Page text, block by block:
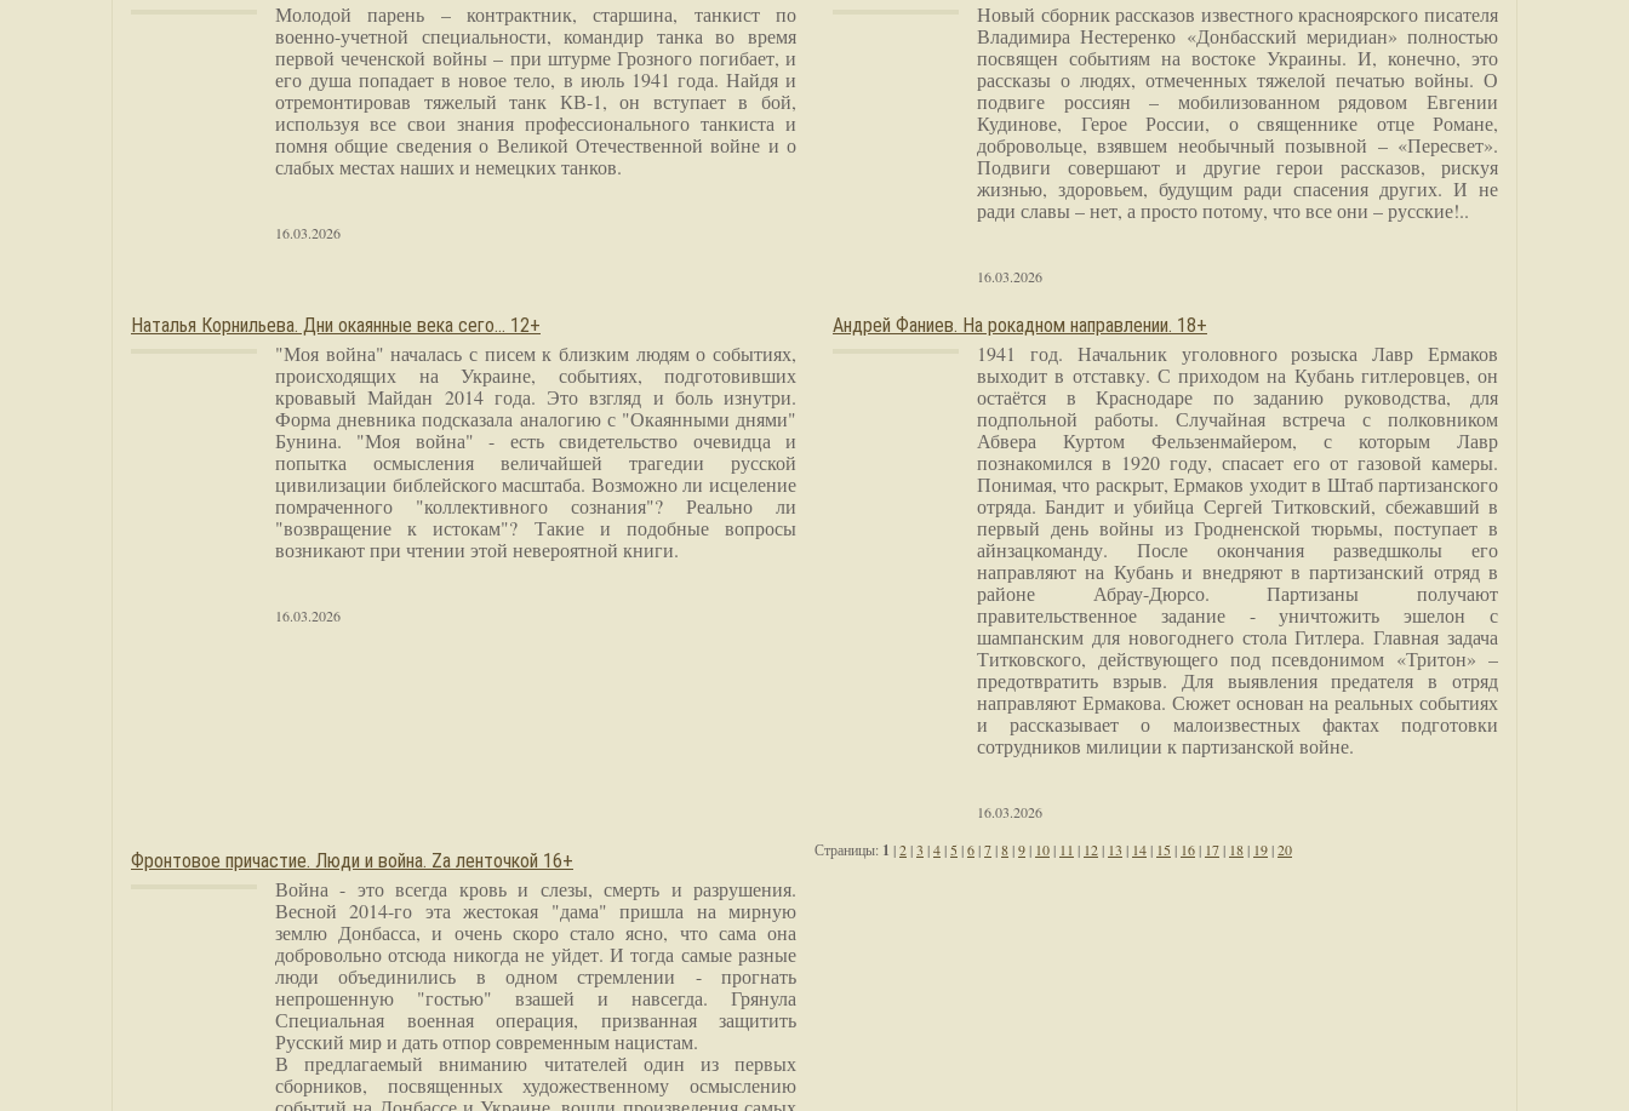
Молодой парень – контрактник, старшина, танкист по
военно-учетной специальности, командир танка во время
первой чеченской войны – при штурме Грозного погибает, и
его душа попадает в новое тело, в июль 1941 года. Найдя и
отремонтировав тяжелый танк КВ-1, он вступает в бой,
используя все свои знания профессионального танкиста и
помня общие сведения о Великой Отечественной войне и о
слабых местах наших и немецких танков.
16.03.2026
Новый сборник рассказов известного красноярского писателя
Владимира Нестеренко «Донбасский меридиан» полностью
посвящен событиям на востоке Украины. И, конечно, это
рассказы о людях, отмеченных тяжелой печатью войны. О
подвиге россиян – мобилизованном рядовом Евгении
Кудинове, Герое России, о священнике отце Романе,
добровольце, взявшем необычный позывной – «Пересвет».
Подвиги совершают и другие герои рассказов, рискуя
жизнью, здоровьем, будущим ради спасения других. И не
ради славы – нет, а просто потому, что все они – русские!..
16.03.2026
Наталья Корнильева. Дни окаянные века сего… 12+
"Моя война" началась с писем к близким людям о событиях,
происходящих на Украине, событиях, подготовивших
кровавый Майдан 2014 года. Это взгляд и боль изнутри.
Форма дневника подсказала аналогию с "Окаянными днями"
Бунина. "Моя война" - есть свидетельство очевидца и
попытка осмысления величайшей трагедии русской
цивилизации библейского масштаба. Возможно ли исцеление
помраченного "коллективного сознания"? Реально ли
"возвращение к истокам"? Такие и подобные вопросы
возникают при чтении этой невероятной книги.
16.03.2026
Андрей Фаниев. На рокадном направлении. 18+
1941 год. Начальник уголовного розыска Лавр Ермаков
выходит в отставку. С приходом на Кубань гитлеровцев, он
остаётся в Краснодаре по заданию руководства, для
подпольной работы. Случайная встреча с полковником
Абвера Куртом Фельзенмайером, с которым Лавр
познакомился в 1920 году, спасает его от газовой камеры.
Понимая, что раскрыт, Ермаков уходит в Штаб партизанского
отряда. Бандит и убийца Сергей Титковский, сбежавший в
первый день войны из Гродненской тюрьмы, поступает в
айнзацкоманду. После окончания разведшколы его
направляют на Кубань и внедряют в партизанский отряд в
районе Абрау-Дюрсо. Партизаны получают
правительственное задание - уничтожить эшелон с
шампанским для новогоднего стола Гитлера. Главная задача
Титковского, действующего под псевдонимом «Тритон» –
предотвратить взрыв. Для выявления предателя в отряд
направляют Ермакова. Сюжет основан на реальных событиях
и рассказывает о малоизвестных фактах подготовки
сотрудников милиции к партизанской войне.
16.03.2026
Фронтовое причастие. Люди и война. Zа ленточкой 16+
Война - это всегда кровь и слезы, смерть и разрушения.
Весной 2014-го эта жестокая "дама" пришла на мирную
землю Донбасса, и очень скоро стало ясно, что сама она
добровольно отсюда никогда не уйдет. И тогда самые разные
люди объединились в одном стремлении - прогнать
непрошенную "гостью" взашей и навсегда. Грянула
Специальная военная операция, призванная защитить
Русский мир и дать отпор современным нацистам.
В предлагаемый вниманию читателей один из первых
сборников, посвященных художественному осмыслению
Страницы: 1 |2|3 |4| 5 |6|7|8|9| 10| 11 | 12| 13 | 14| 15 | 16| 17| 18| 19|20